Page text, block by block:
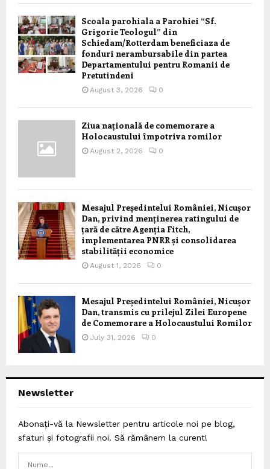
Scoala parohiala a Parohiei “Sf.
Grigorie Teologul” din
Schiedam/Rotterdam beneficiaza de
fonduri nerambursabile din partea
Departamentului pentru Romanii de
Pretutindeni
August 3, 2026 0
Ziua națională de comemorare a
Holocaustului împotriva romilor
August 2, 2026 0
Mesajul Președintelui României, Nicușor
Dan, privind menținerea ratingului de
țară de către Agenția Fitch,
implementarea PNRR și consolidarea
stabilității economice
August 1, 2026 0
Mesajul Președintelui României, Nicușor
Dan, transmis cu prilejul Zilei Europene
de Comemorare a Holocaustului Romilor
July 31, 2026 0
Newsletter
Abonați-vă la Newsletter pentru articole noi pe blog,
sfaturi și fotografii noi. Să rămânem la curent!